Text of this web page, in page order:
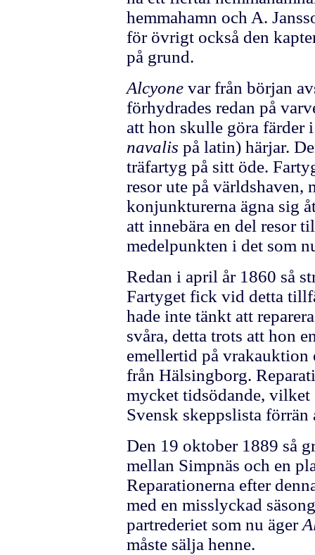
hemmahamn och A.
för övrigt också den
på grund.
Alcyone var från början
förhydrades redan på
att hon skulle göra färder
navalis på latin) härjar.
träfartyg på sitt öde.
resor ute på världshaven,
konjunkturerna ägna sig
att innebära en del resor
medelpunkten i det som
Redan i april år 1860 så
Fartyget fick vid detta
hade inte tänkt att
svåra, detta trots att hon
emellertid på
från Hälsingborg.
mycket tidsödande,
Svensk skeppslista
Den 19 oktober 1889 så
mellan Simpnäs och en
Reparationerna efter
med en misslyckad
partrederiet som nu äger
måste sälja henne.